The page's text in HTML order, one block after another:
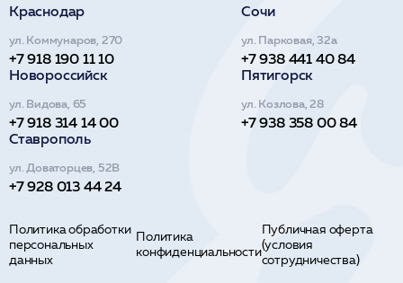
Краснодар
ул. Коммунаров, 270
+7 918 190 11 10
Сочи
ул. Парковая, 32а
+7 938 441 40 84
Новороссийск
ул. Видова, 65
+7 918 314 14 00
Пятигорск
ул. Козлова, 28
+7 938 358 00 84
Ставрополь
ул. Доваторцев, 52В
+7 928 013 44 24
Политика обработки
персональных
данных
Политика
конфиденциальности
Публичная оферта
(условия
сотрудничества)